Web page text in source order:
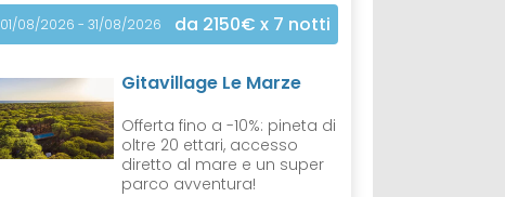
01/08/2026 - 31/08/2026 da 2150€ x 7 notti
Gitavillage Le Marze
Offerta fino a -10%: pineta di
oltre 20 ettari, accesso
diretto al mare e un super
parco avventura!